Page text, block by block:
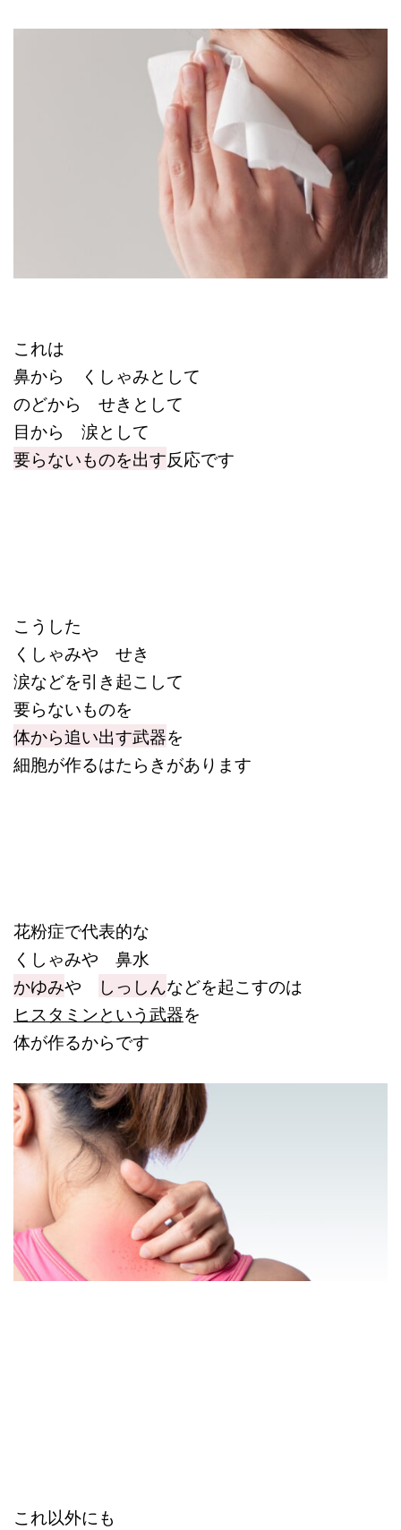
これは
鼻から くしゃみとして
のどから せきとして
目から 涙として
要らないものを出す反応です
こうした
くしゃみや せき
涙などを引き起こして
要らないものを
体から追い出す武器を
細胞が作るはたらきがあります
花粉症で代表的な
くしゃみや 鼻水
かゆみや しっしんなどを起こすのは
ヒスタミンという武器を
体が作るからです
これ以外にも